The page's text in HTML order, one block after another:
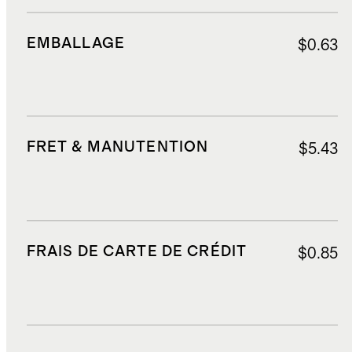
EMBALLAGE $0.63
FRET & MANUTENTION $5.43
FRAIS DE CARTE DE CRÉDIT $0.85